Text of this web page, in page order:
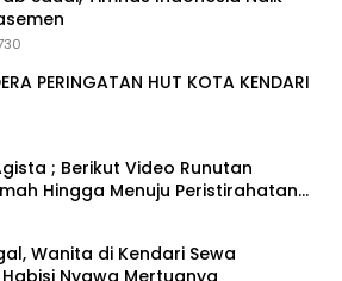
PERINGATAN HUT KOTA KENDARI
; Berikut Video Runutan
Hingga Menuju Peristirahatan
Wanita di Kendari Sewa